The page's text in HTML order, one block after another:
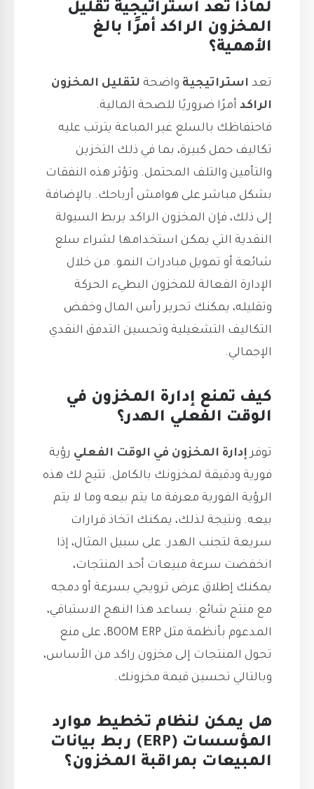
لماذا تُعد استراتيجية تقليل
المخزون الراكد أمرًا بالغ
الأهمية؟
تعد استراتيجية واضحة لتقليل المخزون
الراكد أمرًا ضروريًا للصحة المالية.
فاحتفاظك بالسلع غير المباعة يترتب عليه
تكاليف حمل كبيرة، بما في ذلك التخزين
والتأمين والتلف المحتمل. وتؤثر هذه النفقات
بشكل مباشر على هوامش أرباحك. بالإضافة
إلى ذلك، فإن المخزون الراكد يربط السيولة
النقدية التي يمكن استخدامها لشراء سلع
شائعة أو تمويل مبادرات النمو. من خلال
الإدارة الفعالة للمخزون البطيء الحركة
وتقليله، يمكنك تحرير رأس المال وخفض
التكاليف التشغيلية وتحسين التدفق النقدي
الإجمالي.
كيف تمنع إدارة المخزون في
الوقت الفعلي الهدر؟
توفرإدارة المخزون في الوقت الفعلي رؤية
فورية ودقيقة لمخزونك بالكامل. تتيح لك هذه
الرؤية الفورية معرفة ما يتم بيعه وما لا يتم
بيعه. ونتيجة لذلك، يمكنك اتخاذ قرارات
سريعة لتجنب الهدر. على سبيل المثال، إذا
انخفضت سرعة مبيعات أحد المنتجات،
يمكنك إطلاق عرض ترويجي بسرعة أو دمجه
مع منتج شائع. يساعد هذا النهج الاستباقي،
المدعوم بأنظمة مثل BOOM ERP، على منع
تحول المنتجات إلى مخزون راكد من الأساس،
وبالتالي تحسين قيمة مخزونك.
هل يمكن لنظام تخطيط موارد
المؤسسات (ERP) ربط بيانات
المبيعات بمراقبة المخزون؟